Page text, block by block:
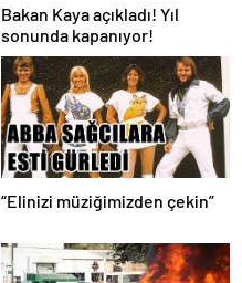
Bakan Kaya açıkladı! Yıl
sonunda kapanıyor!
“Elinizi müziğimizden çekin”